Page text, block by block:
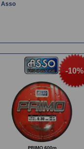
Asso
-10%